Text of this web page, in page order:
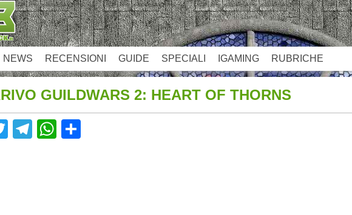
NEWS RECENSIONI GUIDE SPECIALI IGAMING RUBRICHE
GUILDWARS 2: HEART OF THORNS
TwitterTelegram
WhatsApp